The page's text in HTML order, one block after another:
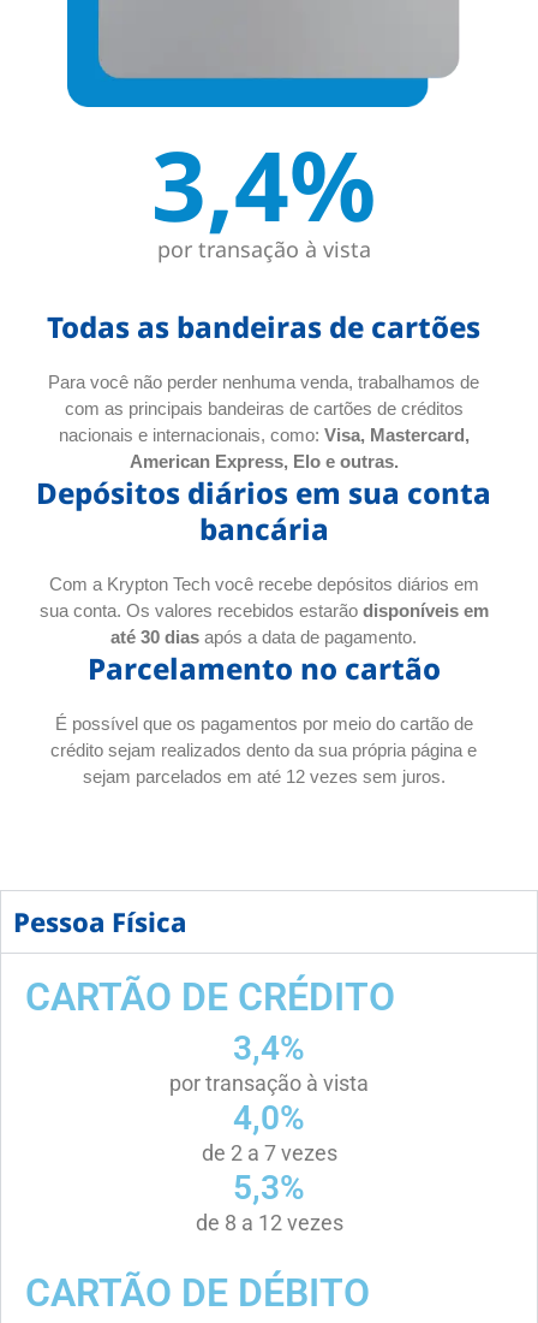
3,4%
por transação à vista
Todas as bandeiras de cartões
Para você não perder nenhuma venda, trabalhamos de
com as principais bandeiras de cartões de créditos
nacionais e internacionais, como: Visa, Mastercard,
American Express, Elo e outras.
Depósitos diários em sua conta
bancária
Com a Krypton Tech você recebe depósitos diários em
sua conta. Os valores recebidos estarão disponíveis em
até 30 dias após a data de pagamento.
Parcelamento no cartão
É possível que os pagamentos por meio do cartão de
crédito sejam realizados dento da sua própria página e
sejam parcelados em até 12 vezes sem juros.
Pessoa Física
CARTÃO DE CRÉDITO
3,4%
por transação à vista
4,0%
de 2 a 7 vezes
5,3%
de 8 a 12 vezes
CARTÃO DE DÉBITO